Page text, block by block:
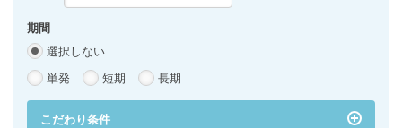
期間
選択しない
単発
短期 長期
こだわり条件